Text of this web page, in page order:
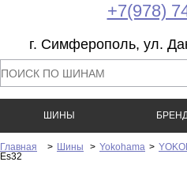
+7(978)
г. Симферополь, ул.
ШИНЫ
Главная > Шины > Yokohama >
Es32